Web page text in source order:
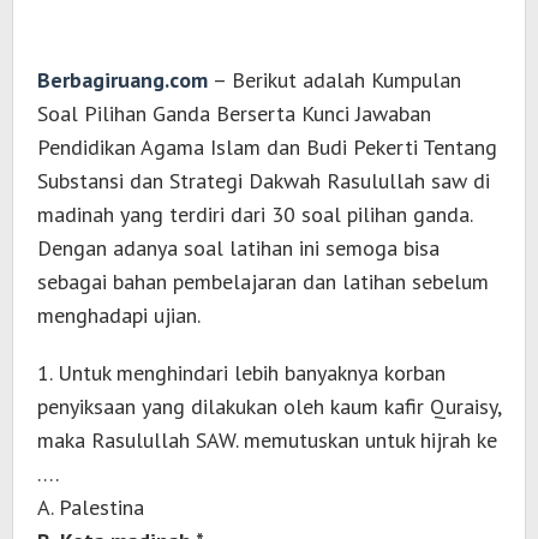
Berbagiruang.com – Berikut adalah Kumpulan
Soal Pilihan Ganda Berserta Kunci Jawaban
Pendidikan Agama Islam dan Budi Pekerti Tentang
Substansi dan Strategi Dakwah Rasulullah saw di
madinah yang terdiri dari 30 soal pilihan ganda.
Dengan adanya soal latihan ini semoga bisa
sebagai bahan pembelajaran dan latihan sebelum
menghadapi ujian.
1. Untuk menghindari lebih banyaknya korban
penyiksaan yang dilakukan oleh kaum kafir Quraisy,
maka Rasulullah SAW. memutuskan untuk hijrah ke
….
A. Palestina